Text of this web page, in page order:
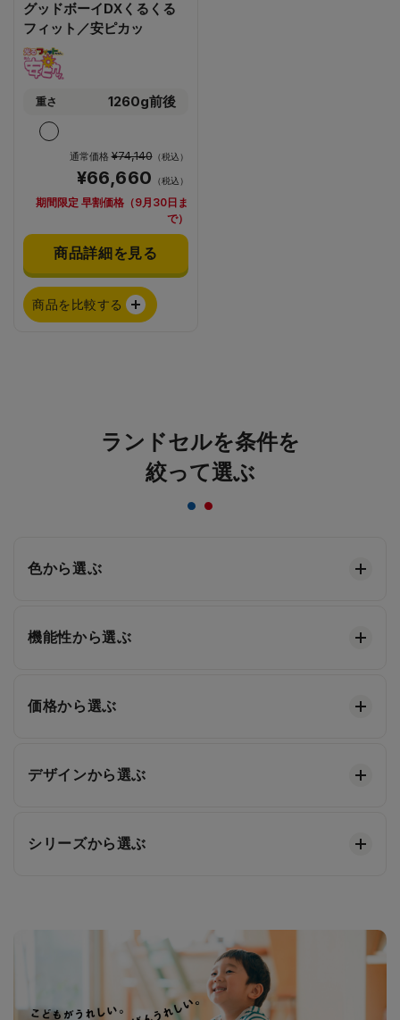
グッドボーイDXくるくる
フィット／安ピカッ
重さ 1260g前後
通常価格¥74,140（税込）
¥66,660 （税込）
期間限定 早割価格（9月30日ま
で）
商品詳細を見る
商品を比較する
ランドセルを条件を
絞って選ぶ
色から選ぶ
機能性から選ぶ
価格から選ぶ
デザインから選ぶ
シリーズから選ぶ